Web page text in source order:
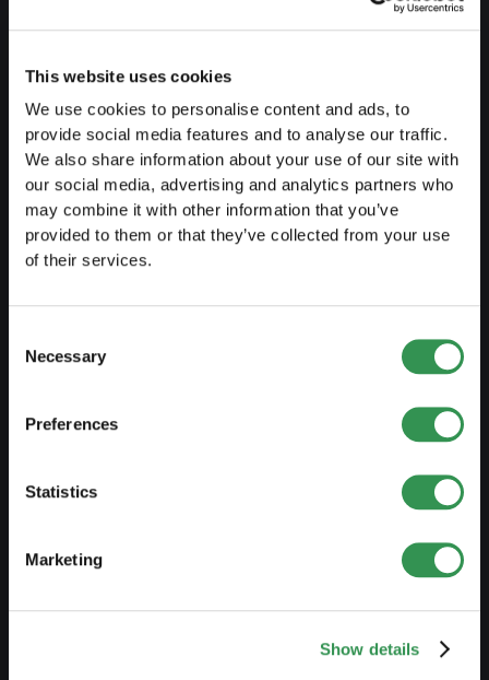
This website uses cookies
We use cookies to personalise content and ads, to
provide social media features and to analyse our traffic.
We also share information about your use of our site with
our social media, advertising and analytics partners who
may combine it with other information that you’ve
provided to them or that they’ve collected from your use
of their services.
Selection
Necessary
Preferences
Statistics
Marketing
Show details
Prelievo anticipato LPP
Panoramica forme giuridiche
Corsi gratuiti
Blog
Costituire una Sagl